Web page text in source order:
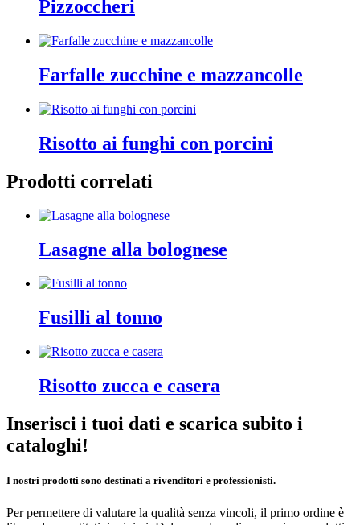
Pizzoccheri
Farfalle zucchine e mazzancolle
Risotto ai funghi con porcini
Prodotti correlati
Lasagne alla bolognese
Fusilli al tonno
Risotto zucca e casera
Inserisci i tuoi dati e scarica subito i
cataloghi!
I nostri prodotti sono destinati a rivenditori e professionisti.
Per permettere di valutare la qualità senza vincoli, il primo ordine è